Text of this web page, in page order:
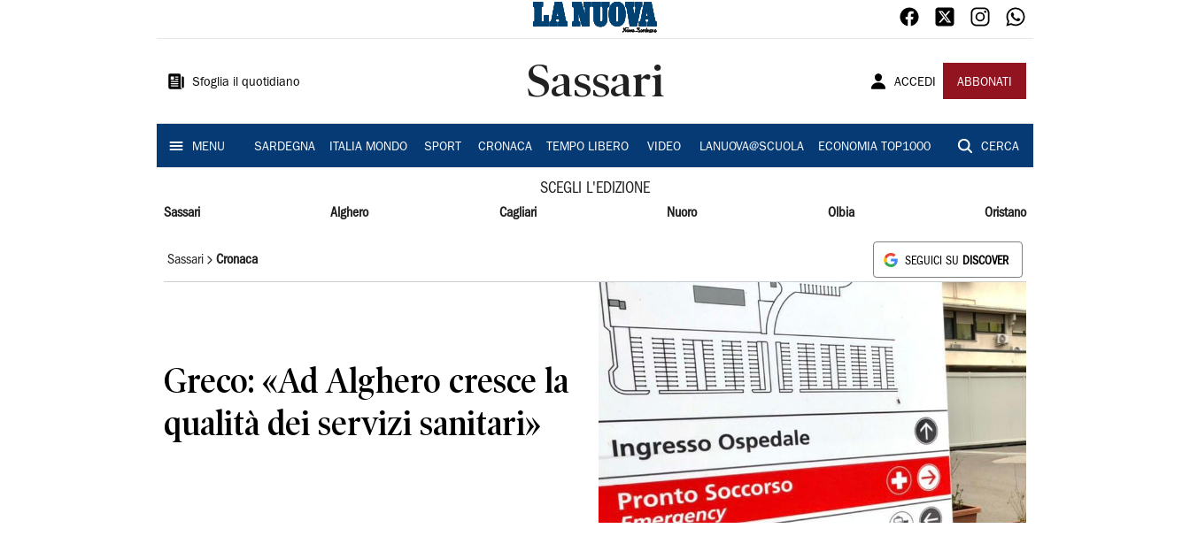
Sardegna
Sfoglia il quotidiano Sassari ACCEDI ABBONATI
MENU SARDEGNA ITALIA MONDO SPORT CRONACA TEMPO LIBERO VIDEO LANUOVA@SCUOLA ECONOMIA TOP1000 CERCA
SCEGLI L'EDIZIONE
Sassari Alghero Cagliari Nuoro Olbia Oristano
Sassari Cronaca SEGUICI SU DISCOVER
Greco: «Ad Alghero cresce la
qualità dei servizi sanitari»